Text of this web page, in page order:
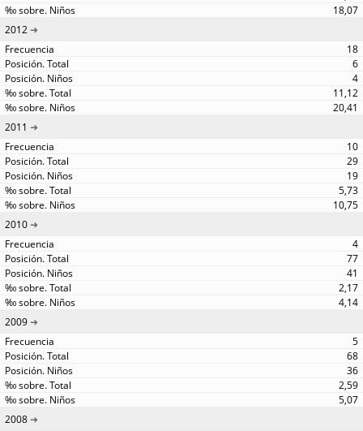
18,07
2012
18
6
4
11,12
20,41
2011
10
29
19
5,73
10,75
2010
4
77
41
2,17
4,14
2009
5
68
36
2,59
5,07
2008